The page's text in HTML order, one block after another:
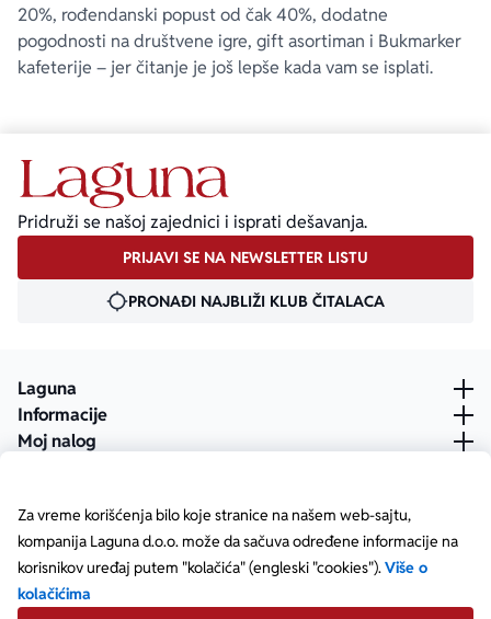
Za vreme korišćenja bilo koje stranice na našem web-sajtu,
kompanija Laguna d.o.o. može da sačuva određene informacije na
korisnikov uređaj putem "kolačića" (engleski "cookies").Više o
kolačićima
20%, rođendanski popust od čak 40%, dodatne
pogodnosti na društvene igre, gift asortiman i Bukmarker
kafeterije – jer čitanje je još lepše kada vam se isplati.
Pridruži se našoj zajednici i isprati dešavanja.
PRIJAVI SE NA NEWSLETTER LISTU
PRONAĐI NAJBLIŽI KLUB ČITALACA
Laguna
Informacije
Moj nalog